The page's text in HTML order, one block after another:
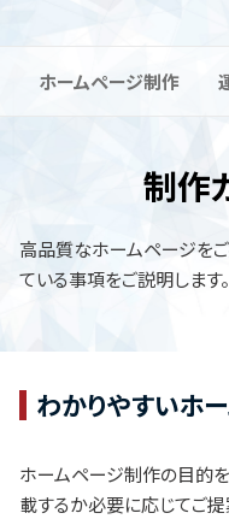
ホームページ制作
制作
高品質なホームページを
ている事項をご説明します。
わかりやすいホ
ホームページ制作の目的
載するか必要に応じてご提